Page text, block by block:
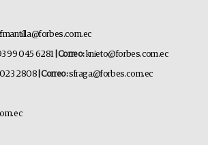
99 045 6281 | Correo:knieto@forbes.com.ec
2808 | Correo:sfraga@forbes.com.ec